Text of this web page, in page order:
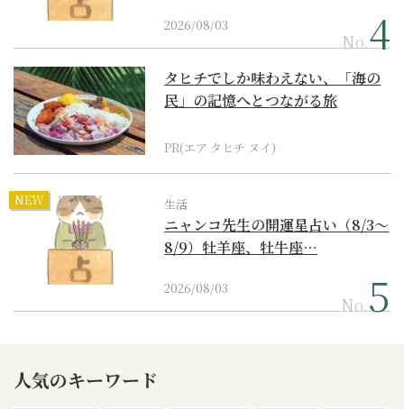
2026/08/03
No.
タヒチでしか味わえない、「海の
民」の記憶へとつながる旅
PR(エア タヒチ ヌイ)
NEW 生活
ニャンコ先生の開運星占い（8/3～
8/9）牡羊座、牡牛座…
2026/08/03
No.
人気のキーワード